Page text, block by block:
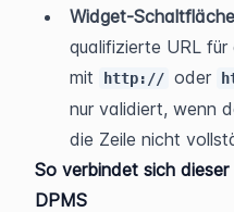
Widget-
qualifizierte URL
mit
http:// oder
nur validiert, wenn
die Zeile nicht
So verbindet sich
DPMS